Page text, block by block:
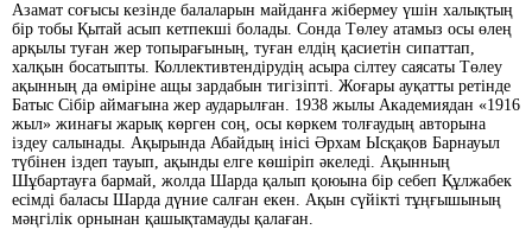
Азамат соғысы кезінде балаларын майданға жібермеу үшін халықтың
бір тобы Қытай асып кетпекші болады. Сонда Төлеу атамыз осы өлең
арқылы туған жер топырағының, туған елдің қасиетін сипаттап,
халқын босатыпты. Коллективтендірудің асыра сілтеу саясаты Төлеу
ақынның да өміріне ащы зардабын тигізіпті. Жоғары ауқатты ретінде
Батыс Сібір аймағына жер аударылған. 1938 жылы Академиядан «1916
жыл» жинағы жарық көрген соң, осы көркем толғаудың авторына
іздеу салынады. Ақырында Абайдың інісі Әрхам Ысқақов Барнауыл
түбінен іздеп тауып, ақынды елге көшіріп әкеледі. Ақынның
Шұбартауға бармай, жолда Шарда қалып қоюына бір себеп Құлжабек
есімді баласы Шарда дүние салған екен. Ақын сүйікті тұңғышының
мәңгілік орнынан қашықтамауды қалаған.